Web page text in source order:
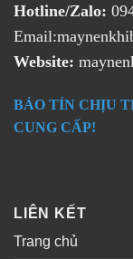
Hotline/Zalo:
Website:
BẢO TÍN CHỊU
CUNG CẤP!
LIÊN KẾT
Trang chủ